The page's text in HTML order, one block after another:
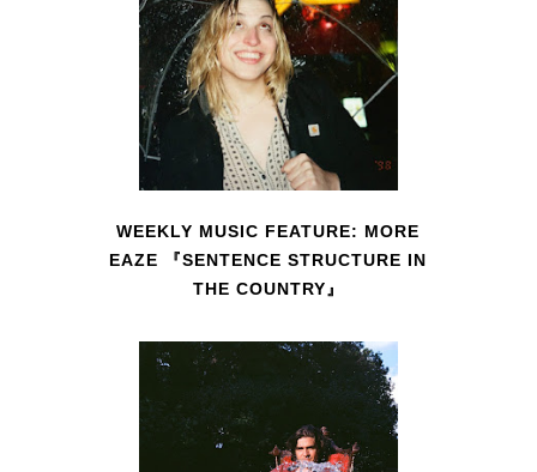
WEEKLY MUSIC FEATURE: MORE
EAZE 『SENTENCE STRUCTURE IN
THE COUNTRY』